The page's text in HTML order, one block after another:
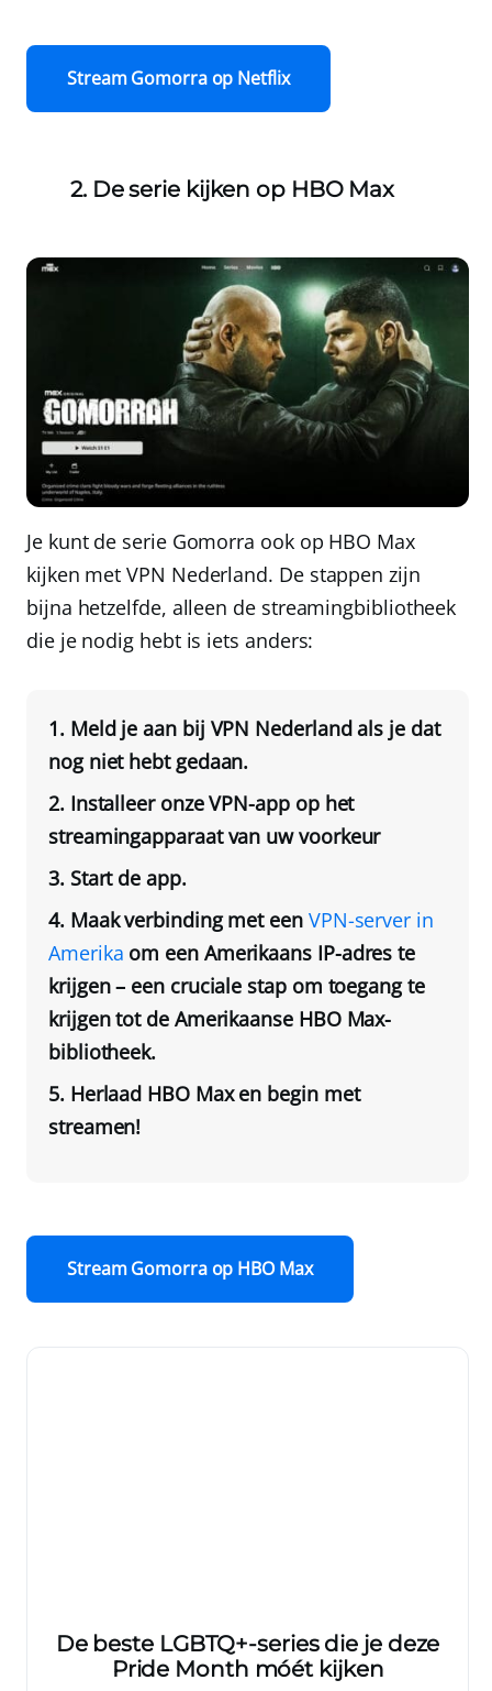
Stream Gomorra op Netflix
2. De serie kijken op HBO Max
Je kunt de serie Gomorra ook op HBO Max
kijken metVPN Nederland. De stappen zijn
bijna hetzelfde, alleen de streamingbibliotheek
die je nodig hebt is iets anders:
Meld je aan bij VPN Nederlandals je dat
nog niet hebt gedaan.
Installeer onze VPN-app op het
streamingapparaat van uw voorkeur
Start de app.
Maak verbinding met een VPN-server in
Amerika om een Amerikaans IP-adres te
krijgen – een cruciale stap om toegang te
krijgen tot de Amerikaanse HBO Max-
bibliotheek.
Herlaad HBO Max en begin met
streamen!
Stream Gomorra op HBO Max
De beste LGBTQ+-series die je deze
Pride Month móét kijken